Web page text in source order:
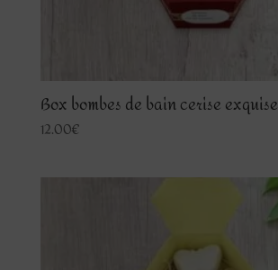
Box bombes de bain cerise exquise
12.00€